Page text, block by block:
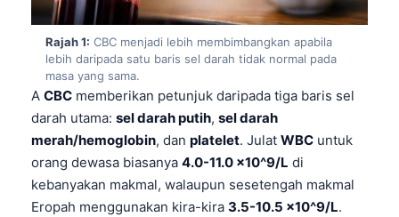
Rajah 1: CBC menjadi lebih membimbangkan apabila
lebih daripada satu baris sel darah tidak normal pada
masa yang sama.
A CBC memberikan petunjuk daripada tiga baris sel
darah utama: sel darah putih, sel darah
merah/hemoglobin, dan platelet. Julat WBC untuk
orang dewasa biasanya 4.0-11.0 x10^9/L di
kebanyakan makmal, walaupun sesetengah makmal
Eropah menggunakan kira-kira 3.5-10.5 x10^9/L.